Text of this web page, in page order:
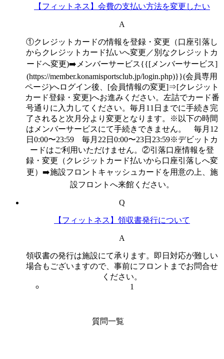
【フィットネス】会費の支払い方法を変更したい
A
①クレジットカードの情報を登録・変更（口座引落し
からクレジットカード払いへ変更／別なクレジットカ
ードへ変更)➡️メンバーサービス{{[メンバーサービス]
(https://member.konamisportsclub.jp/login.php)}}(会員専用
ページ)へログイン後、[会員情報の変更]⇒[クレジット
カード登録・変更]へお進みください。左詰でカード番
号通りに入力してください。毎月11日までに手続き完
了されると次月分より変更となります。※以下の時間
はメンバーサービスにて手続きできません。 毎月12
日0:00〜23:59 毎月22日0:00〜23日23:59※デビットカ
ードはご利用いただけません。②引落口座情報を登
録・変更（クレジットカード払いから口座引落しへ変
更）➡️施設フロントキャッシュカードを用意の上、施
設フロントへ来館ください。
Q
【フィットネス】領収書発行について
A
領収書の発行は施設にて承ります。即日対応が難しい
場合もございますので、事前にフロントまでお問合せ
ください。
1
質問一覧